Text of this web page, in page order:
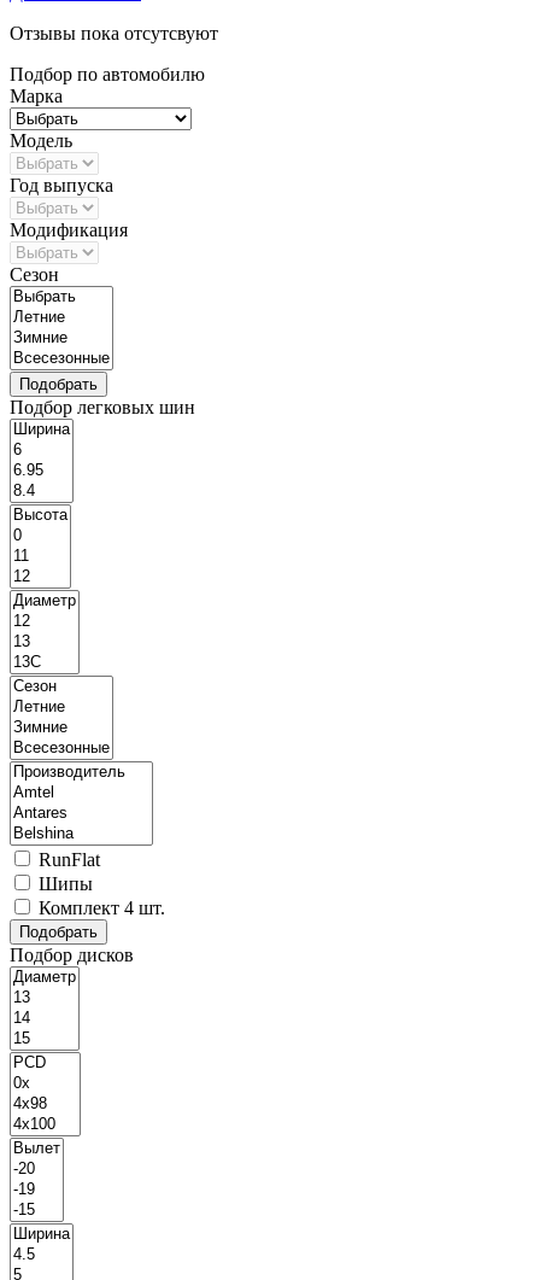
Отзывы пока отсутсвуют
Подбор по автомобилю
Марка
Модель
Год выпуска
Модификация
Сезон
Подбор легковых шин
RunFlat
Шипы
Комплект 4 шт.
Подбор дисков